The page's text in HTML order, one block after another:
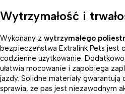
Wytrzymałość i
Wykonany z wytrzymałego
bezpieczeństwa Extralink Pets jest
codzienne użytkowanie.
ułatwia mocowanie i zapobiega
jazdy. Solidne materiały gwarantują
sprawia, że pas jest niezawodnym